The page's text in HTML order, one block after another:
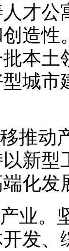
才公
造
本
城市
移推
新型
化发
业。
发、